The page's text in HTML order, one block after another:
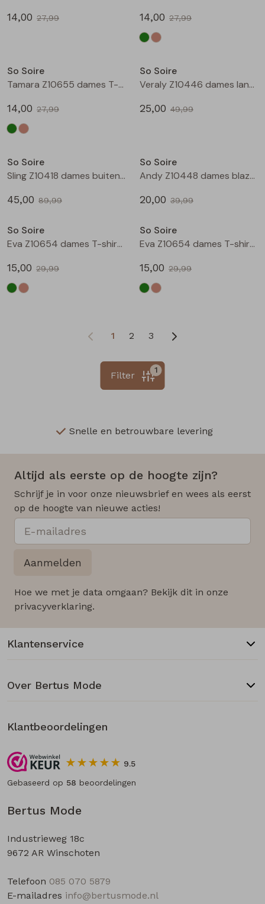
14,00 27,99
14,00 27,99
So Soire
Tamara Z10655 dames T-shirt km Taupe
14,00 27,99
So Soire
Veraly Z10446 dames lange broek Wit
25,00 49,99
So Soire
Sling Z10418 dames buiten jack Groen mos
45,00 89,99
So Soire
Andy Z10448 dames blazer/jasje Ecru
20,00 39,99
So Soire
Eva Z10654 dames T-shirt km Army
15,00 29,99
So Soire
Eva Z10654 dames T-shirt km Taupe
15,00 29,99
1 2 3
1
Filter
Snelle en betrouwbare levering
Altijd als eerste op de hoogte zijn?
Schrijf je in voor onze nieuwsbrief en wees als eerst
op de hoogte van nieuwe acties!
Aanmelden
Hoe we met je data omgaan? Bekijk dit in onze
privacyverklaring.
Bertus Mode
Industrieweg 18c
9672 AR Winschoten
Telefoon 085 070 5879
E-mailadres info@bertusmode.nl
Klantenservice
Over Bertus Mode
Klantbeoordelingen
9.5
Gebaseerd op 58 beoordelingen